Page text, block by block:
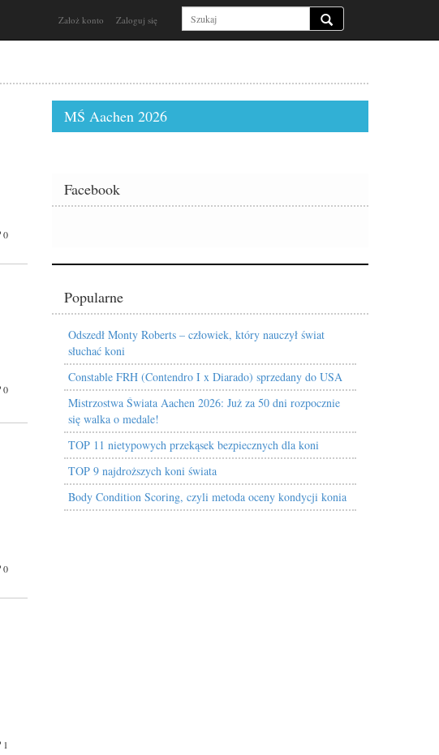
Założ konto Zaloguj się
0
0
0
1
MŚ Aachen 2026
Facebook
Popularne
Odszedł Monty Roberts – człowiek, który nauczył świat
słuchać koni
Constable FRH (Contendro I x Diarado) sprzedany do USA
Mistrzostwa Świata Aachen 2026: Już za 50 dni rozpocznie
się walka o medale!
TOP 11 nietypowych przekąsek bezpiecznych dla koni
TOP 9 najdroższych koni świata
Body Condition Scoring, czyli metoda oceny kondycji konia